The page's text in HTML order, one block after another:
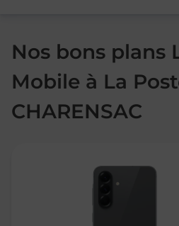
Nos bons plans
Mobile à La
CHARENSAC